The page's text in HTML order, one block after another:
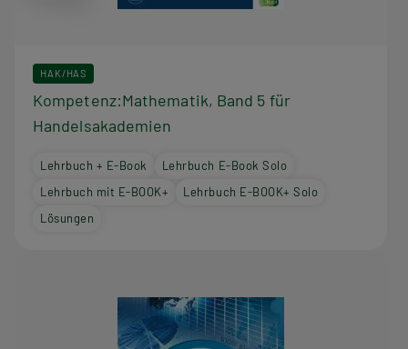
HAK/HAS
Kompetenz:Mathematik, Band 5 für
Handelsakademien
Lehrbuch + E-Book
Lehrbuch E-Book Solo
Lehrbuch mit E-BOOK+
Lehrbuch E-BOOK+ Solo
Lösungen